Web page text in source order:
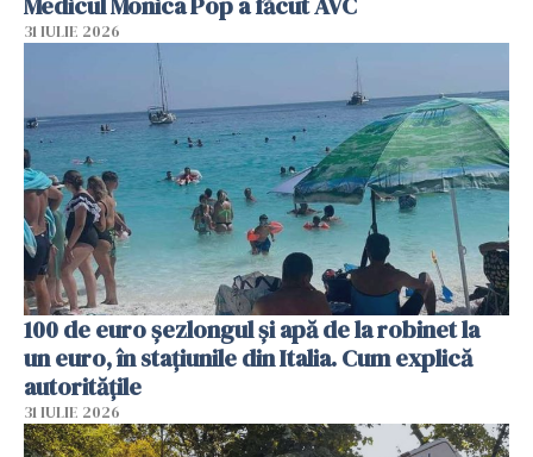
31 IULIE 2026
100 de euro șezlongul și apă de la robinet la
un euro, în stațiunile din Italia. Cum explică
autoritățile
31 IULIE 2026